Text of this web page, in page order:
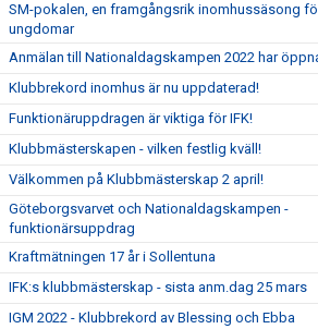
SM-pokalen, en framgångsrik inomhussäsong
ungdomar
Anmälan till Nationaldagskampen 2022 har
Klubbrekord inomhus är nu uppdaterad!
Funktionäruppdragen är viktiga för IFK!
Klubbmästerskapen - vilken festlig kväll!
Välkommen på Klubbmästerskap 2 april!
Göteborgsvarvet och Nationaldagskampen -
funktionärsuppdrag
Kraftmätningen 17 år i Sollentuna
IFK:s klubbmästerskap - sista anm.dag 25 mars
IGM 2022 - Klubbrekord av Blessing och Ebba